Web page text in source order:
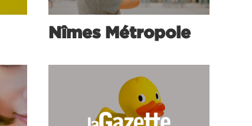
Nîmes Métropole